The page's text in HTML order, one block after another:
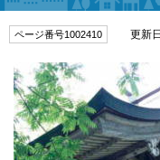
ページ番号1002410 更新